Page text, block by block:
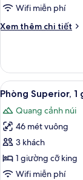
Premium,
1
phòng
Wifi miễn phí
Xem thêm chi tiết
Chi
Gác
Premium,
1
phòng
ngủ
Xem
tất
cả
ảnh
Phòng
Superior,
1
9
Phòng Superior,
Quang cảnh núi
46 mét vuông
3 khách
1 giường cỡ king
Wifi miễn phí